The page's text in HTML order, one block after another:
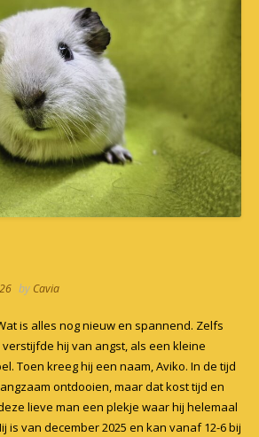
by Cavia
is alles nog nieuw en spannend. Zelfs
hij van angst, als een kleine
Toen kreeg hij een naam, Aviko. In de tijd
ontdooien, maar dat kost tijd en
lieve man een plekje waar hij helemaal
is van december 2025 en kan vanaf 12-6 bij